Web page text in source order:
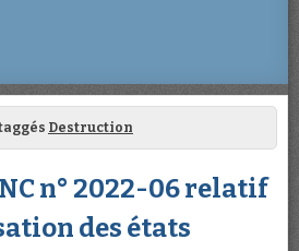
Destruction
n° 2022-06 relatif
des états